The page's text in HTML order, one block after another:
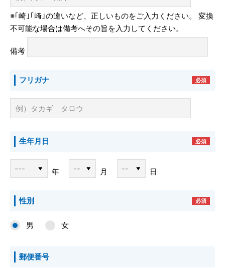
※｢崎｣｢﨑｣の違いなど、正しいものをご入力ください。
変換
不可能な場合は備考へその旨を入力してください。
備考
フリガナ 必須
生年月日 必須
年 月 日
性別 必須
男 女
郵便番号